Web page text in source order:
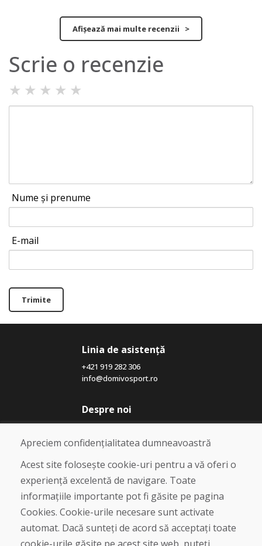
Afișează mai multe recenzii >
Scrie o recenzie
★ ★ ★ ★ ★
Nume și prenume
E-mail
Trimite
Linia de asistență
+421 919 282 306
info@domivosport.ro
Despre noi
Blog
Despre noi
Magazin
Contact
Cumpărare
Magazin online
Livrare și plată
Apreciem confidențialitatea dumneavoastră
Acest site folosește cookie-uri pentru a vă oferi o
experiență excelentă de navigare. Toate
informațiile importante pot fi găsite pe pagina
Cookies. Cookie-urile necesare sunt activate
automat. Dacă sunteți de acord să acceptați toate